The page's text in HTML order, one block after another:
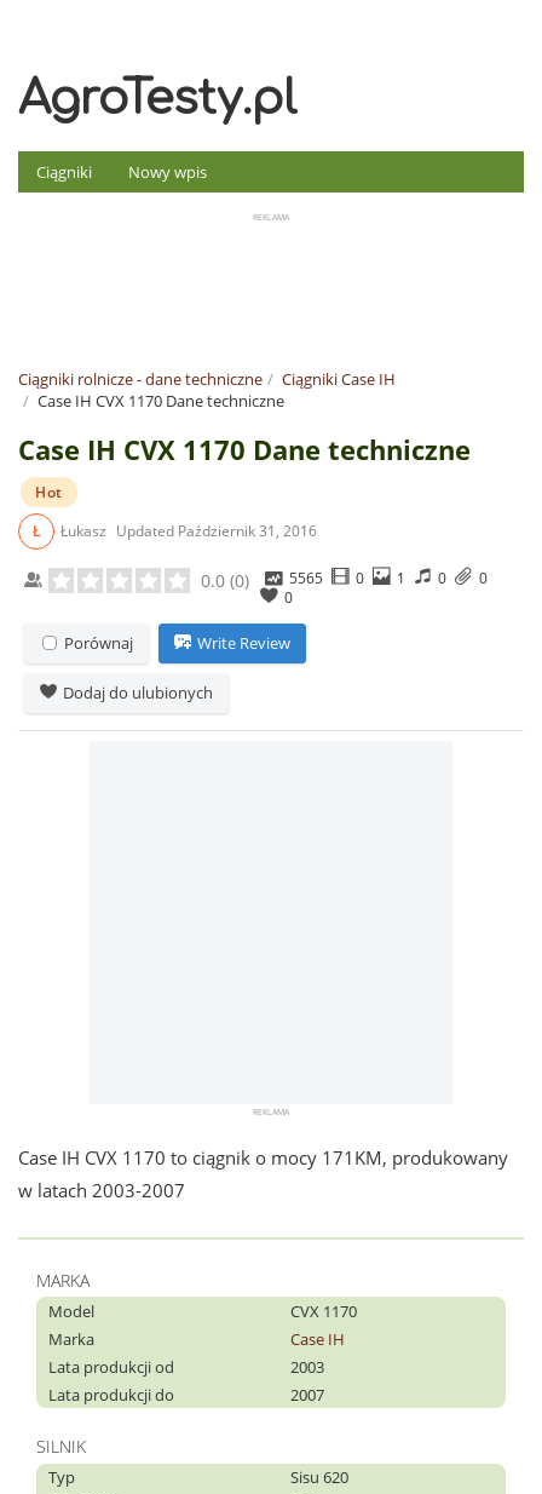
AgroTesty.pl
Ciągniki Nowy wpis
Ciągniki rolnicze - dane techniczne
Ciągniki Case IH
Case IH CVX 1170 Dane techniczne
Case IH CVX 1170 Dane techniczne
Hot
Ł
Łukasz Updated Październik 31, 2016
0.0 (0) 5565 0 1 0
0
0
Porównaj Write Review
Dodaj do ulubionych
Case IH CVX 1170 to ciągnik o mocy 171KM, produkowany
w latach 2003-2007
MARKA
Model
CVX 1170
Marka
Case IH
Lata produkcji od
2003
Lata produkcji do
2007
SILNIK
Typ
Sisu 620